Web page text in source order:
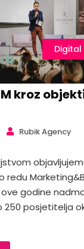
kroz
Rubik Agency
redu
godine
250 posjetitelja